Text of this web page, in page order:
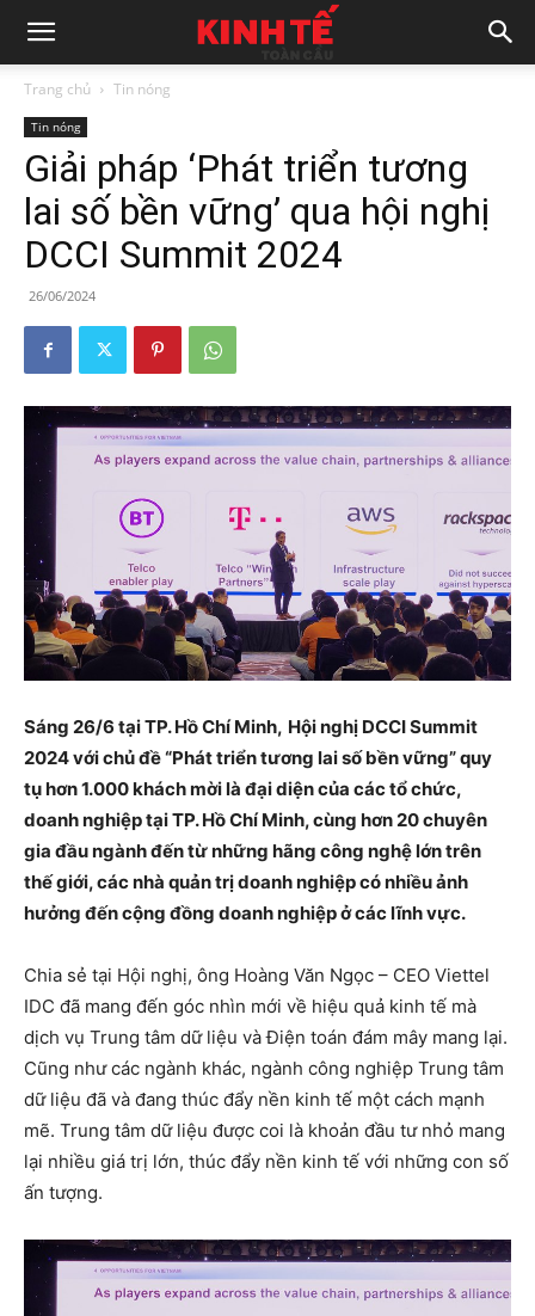
Trang chủ Tin nóng
Tin nóng
Giải pháp ‘Phát triển tương
lai số bền vững’ qua hội nghị
DCCI Summit 2024
26/06/2024
Sáng 26/6 tại TP. Hồ Chí Minh, Hội nghị DCCI Summit
2024 với chủ đề “Phát triển tương lai số bền vững” quy
tụ hơn 1.000 khách mời là đại diện của các tổ chức,
doanh nghiệp tại TP. Hồ Chí Minh, cùng hơn 20 chuyên
gia đầu ngành đến từ những hãng công nghệ lớn trên
thế giới, các nhà quản trị doanh nghiệp có nhiều ảnh
hưởng đến cộng đồng doanh nghiệp ở các lĩnh vực.
Chia sẻ tại Hội nghị, ông Hoàng Văn Ngọc – CEO Viettel
IDC đã mang đến góc nhìn mới về hiệu quả kinh tế mà
dịch vụ Trung tâm dữ liệu và Điện toán đám mây mang lại.
Cũng như các ngành khác, ngành công nghiệp Trung tâm
dữ liệu đã và đang thúc đẩy nền kinh tế một cách mạnh
mẽ. Trung tâm dữ liệu được coi là khoản đầu tư nhỏ mang
lại nhiều giá trị lớn, thúc đẩy nền kinh tế với những con số
ấn tượng.